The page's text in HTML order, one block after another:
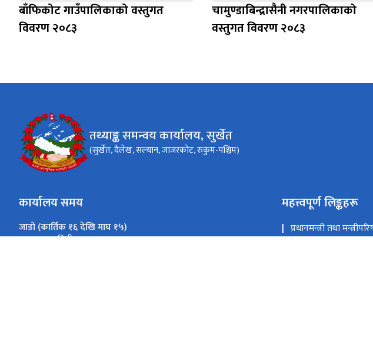
बाँफिकोट गाउँपालिकाको वस्तुगत
विवरण २०८३
चामुण्डाबिन्द्रासैनी नगरपालिकाको
वस्तुगत विवरण २०८३
तथ्याङ्क समन्वय कार्यालय, सुर्खेत
(सुर्खेत, दैलेख, सल्यान, जाजरकोट, रुकुम-पश्चिम)
कार्यालय समय
जाडो (कार्तिक १६ देखि माघ १५)
आइतबार - बिहीवार
१०:०० - ४:००
महत्त्वपूर्ण लिङ्कहरू
प्रधानमन्त्री तथा